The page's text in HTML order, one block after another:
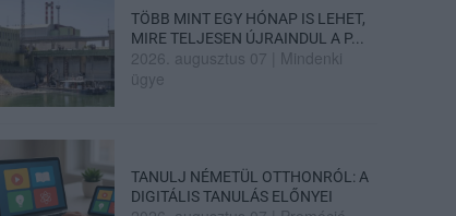
TÖBB MINT EGY HÓNAP IS LEHET,
MIRE TELJESEN ÚJRAINDUL A P...
2026. augusztus 07
Mindenki
ügye
TANULJ NÉMETÜL OTTHONRÓL: A
DIGITÁLIS TANULÁS ELŐNYEI